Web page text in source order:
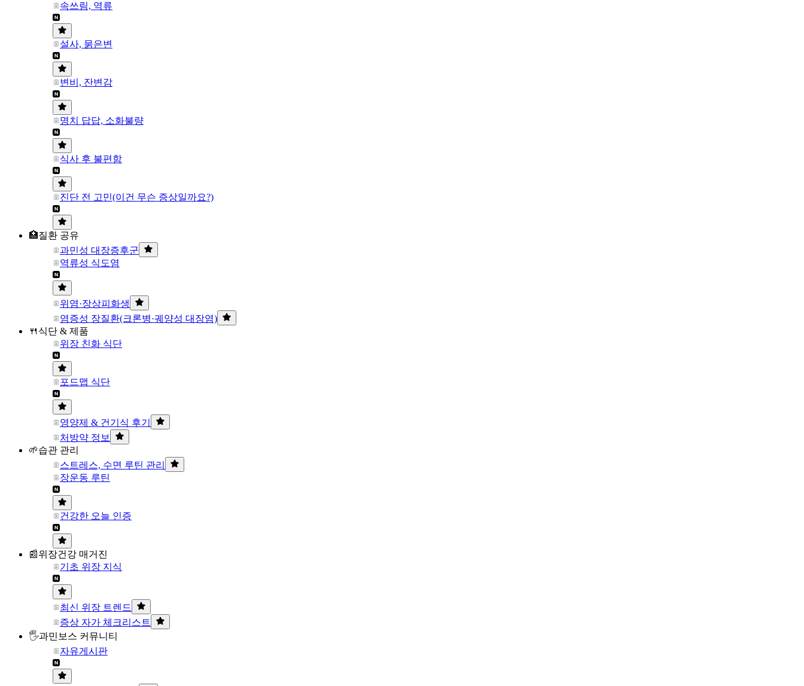
속쓰림, 역류
설사, 묽은변
변비, 잔변감
명치 답답, 소화불량
식사 후 불편함
진단 전 고민(이건 무슨 증상일까요?)
🏥질환 공유
과민성 대장증후군
역류성 식도염
위염·장상피화생
염증성 장질환(크론병·궤양성 대장염)
🍴식단 & 제품
위장 친화 식단
포드맵 식단
영양제 & 건기식 후기
처방약 정보
🌱습관 관리
스트레스, 수면 루틴 관리
장운동 루틴
건강한 오늘 인증
📰위장건강 매거진
기초 위장 지식
최신 위장 트렌드
증상 자가 체크리스트
🖐과민보스 커뮤니티
자유게시판